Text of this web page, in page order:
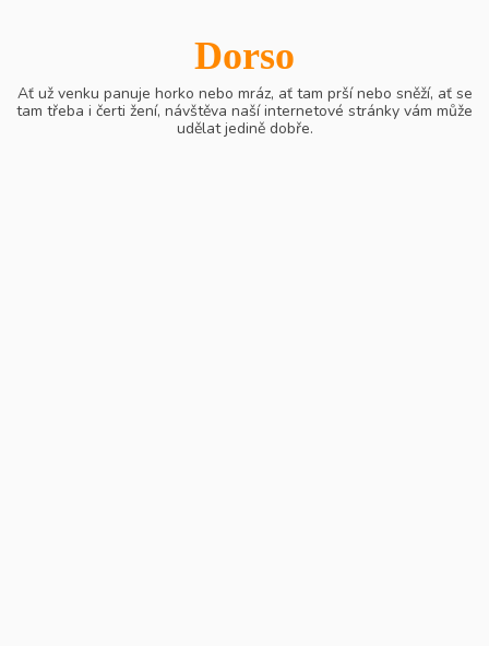
Dorso
Ať už venku panuje horko nebo mráz, ať tam prší nebo sněží, ať se
tam třeba i čerti žení, návštěva naší internetové stránky vám může
udělat jedině dobře.